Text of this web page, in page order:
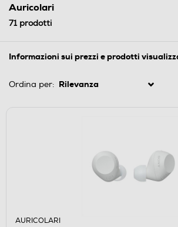
Auricolari
71prodotti
Informazioni sui prezzi e prodotti
Ordina per:
AURICOLARI